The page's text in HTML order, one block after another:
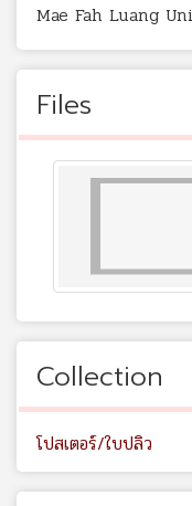
Mae Fah Luang
Files
Collection
โปสเตอร์/ใบปลิว